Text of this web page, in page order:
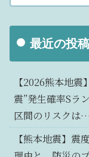
最近の投稿
【2026熊本地
震”発生確率Sラ
区間のリスクは…
【熊本地震】震